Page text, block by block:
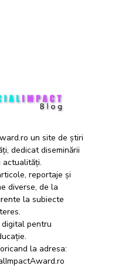
un site de știri
dedicat diseminării
actualități.
reportaje și
diverse, de la
la subiecte
pentru
la adresa: